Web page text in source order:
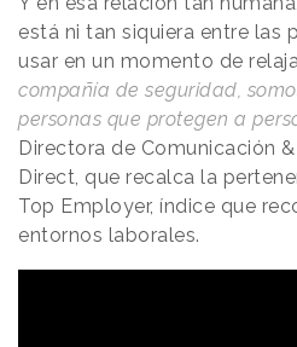
está ni tan siquiera entre las
usar en un momento de
compañía de seguridad,
personas que protegen a
Directora de Comunicación
Direct, que recalca la
Top Employer, índice que
entornos laborales.